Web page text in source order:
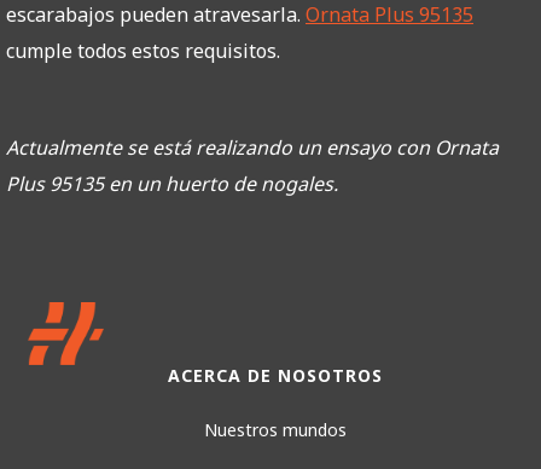
escarabajos pueden atravesarla. Ornata Plus 95135
cumple todos estos requisitos.
Actualmente se está realizando un ensayo con Ornata
Plus 95135 en un huerto de nogales.
ACERCA DE NOSOTROS
Nuestros mundos